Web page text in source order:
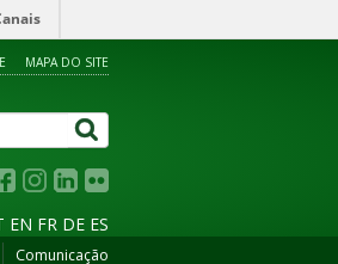
MAPA DO SITE
EN FR DE ES
Comunicação